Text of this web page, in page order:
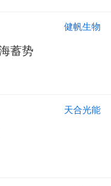
健帆生物
蓄势
天合光能